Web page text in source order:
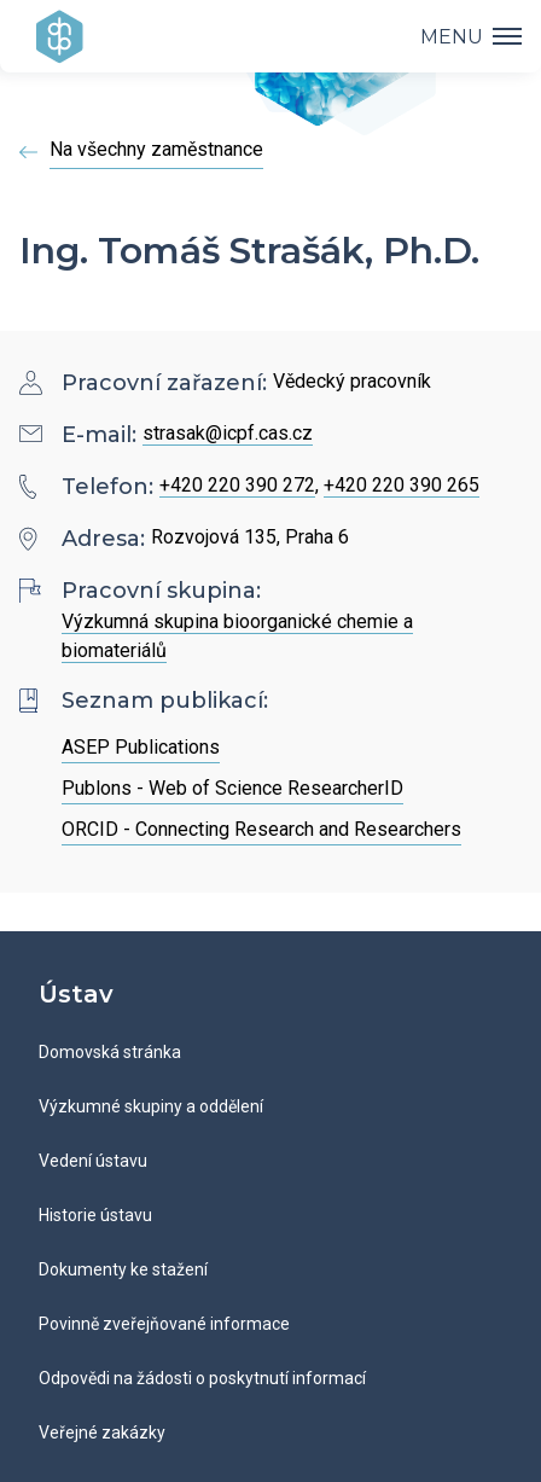
MENU
Vedení ústavu
Výzkumné skupiny a oddělení
HR Award
Ombudsman a ombudsmanka ÚCHP
Veřejné zakázky
Výzkum
Vědecké úspěchy
Covid-19
Operační programy
Interní grantová agentura
Grantová agentura ÚCHP
Bažantova konference
PhD Studium
Open Science
Popularizace
Kontakty
Nabídky zaměstnání
Hledat
Hledat
Intranet
Na všechny zaměstnance
Ing. Tomáš Strašák, Ph.D.
Pracovní zařazení: Vědecký pracovník
E-mail: strasak@icpf.cas.cz
Telefon: +420 220 390 272, +420 220 390 265
Adresa: Rozvojová 135, Praha 6
Pracovní skupina:
Výzkumná skupina bioorganické chemie a
biomateriálů
Seznam publikací:
ASEP Publications
Publons - Web of Science ResearcherID
ORCID - Connecting Research and Researchers
Ústav
Domovská stránka
Výzkumné skupiny a oddělení
Vedení ústavu
Historie ústavu
Dokumenty ke stažení
Povinně zveřejňované informace
Odpovědi na žádosti o poskytnutí informací
Veřejné zakázky